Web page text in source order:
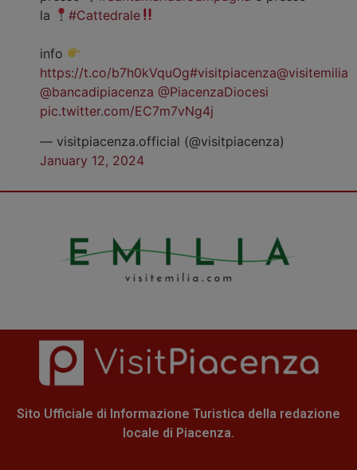
la
#Cattedrale
info
https://t.co/b7h0kVquOg#visitpiacenza@visitemilia
@bancadipiacenza @PiacenzaDiocesi
pic.twitter.com/EC7m7vNg4j
— visitpiacenza.official (@visitpiacenza)
January 12, 2024
Sito Ufficiale di Informazione Turistica della redazione
locale di Piacenza.